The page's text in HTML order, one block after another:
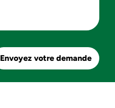
Envoyez votre demande